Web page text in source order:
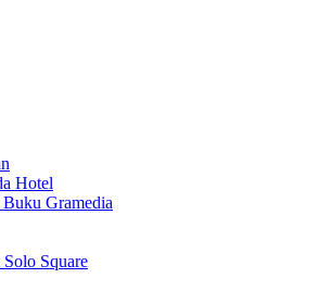
Hotel
Gramedia
Square